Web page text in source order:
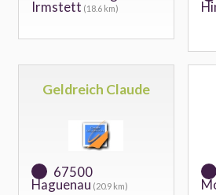
Irmstett (18.6 km)
Geldreich Claude
67500
Haguenau (20.9 km)